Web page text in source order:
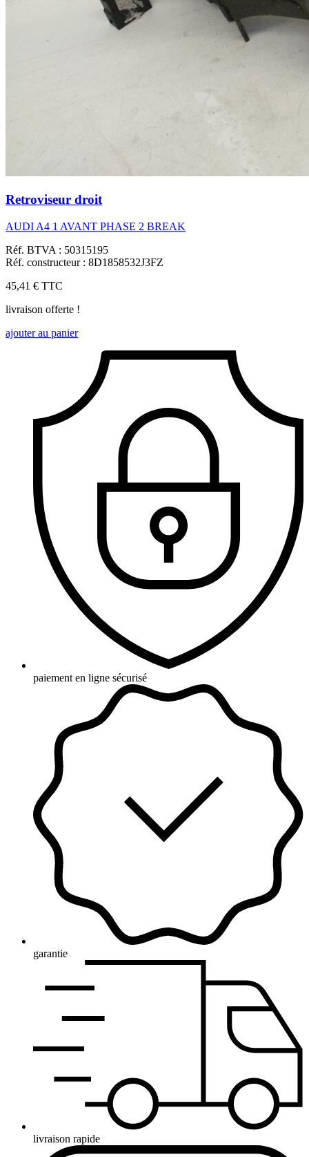
Retroviseur droit
AUDI A4 1 AVANT PHASE 2 BREAK
Réf. BTVA : 50315195
Réf. constructeur : 8D1858532J3FZ
45,41 € TTC
livraison offerte !
ajouter au panier
paiement en ligne sécurisé
garantie
livraison rapide